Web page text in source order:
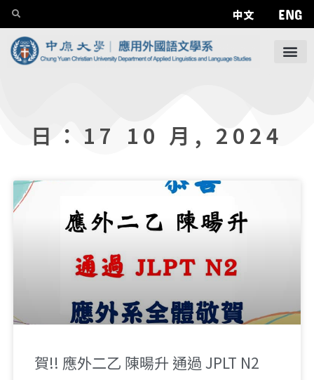
中文 ENG
日：17 10 月, 2024
賀!! 應外二乙 陳暘升 通過 JPLT N2